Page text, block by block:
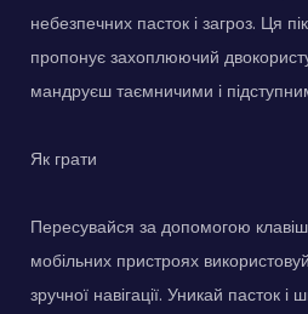
небезпечних пасток і загроз. Ця
пропонує захоплюючий
мандруєш таємничими і
Як грати
Пересувайся за допомогою
мобільних пристроях
зручної навігації. Уникай пасток